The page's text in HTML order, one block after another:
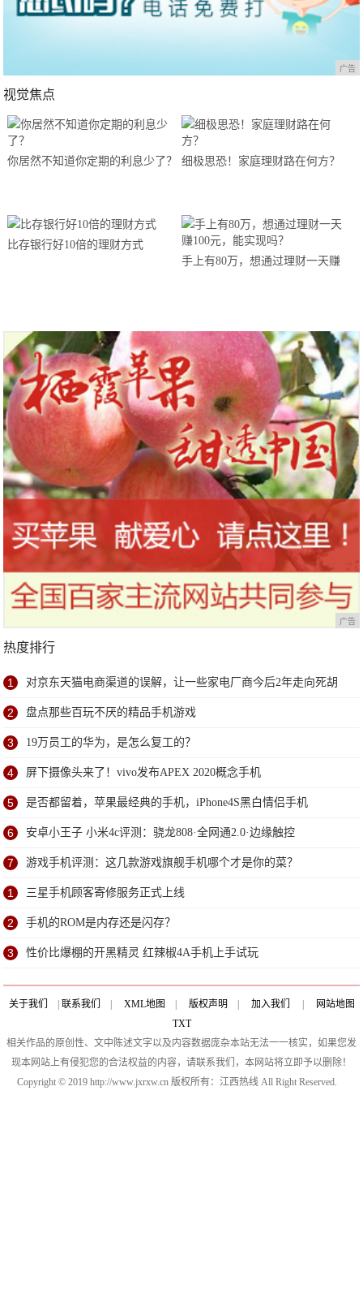
广告
视觉焦点
你居然不知道你定期的利息少了？ 细极思恐！家庭理财路在何方？
比存银行好10倍的理财方式
手上有80万，想通过理财一天赚
广告
热度排行
1 对京东天猫电商渠道的误解，让一些家电厂商今后2年走向死胡
同
2 盘点那些百玩不厌的精品手机游戏
3 19万员工的华为，是怎么复工的？
4 屏下摄像头来了！vivo发布APEX 2020概念手机
5 是否都留着，苹果最经典的手机，iPhone4S黑白情侣手机
6 安卓小王子 小米4c评测：骁龙808·全网通2.0·边缘触控
7 游戏手机评测：这几款游戏旗舰手机哪个才是你的菜？
1 三星手机顾客寄修服务正式上线
2 手机的ROM是内存还是闪存？
3 性价比爆棚的开黑精灵 红辣椒4A手机上手试玩
关于我们 联系我们 XML地图 版权声明 加入我们
网站地图
TXT
相关作品的原创性、文中陈述文字以及内容数据庞杂本站无法一一核实，如果您发
现本网站上有侵犯您的合法权益的内容，请联系我们，本网站将立即予以删除！
Copyright © 2019 http://www.jxrxw.cn 版权所有：江西热线 All Right Reserved.